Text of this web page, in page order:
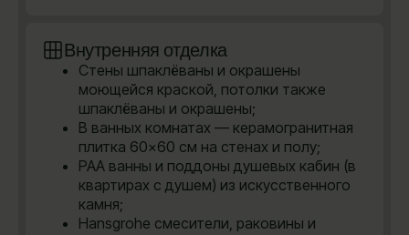
Внутренняя отделка
Стены шпаклёваны и окрашены
моющейся краской, потолки также
шпаклёваны и окрашены;
В ванных комнатах — керамогранитная
плитка 60×60 см на стенах и полу;
PAA ванны и поддоны душевых кабин (в
квартирах с душем) из искусственного
камня;
Hansgrohe cмесители, раковины и